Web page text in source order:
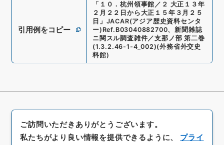
引用例をコピー
「 １０．杭州領事館／２ 大正１３年
２月２２日から大正１５年３月２５
日 」 JACAR(アジア歴史資料センタ
ー) Ref. B03040882700、新聞雑誌
ニ関スル調査雑件／支那ノ部 第二巻
(1.3.2.46-1-4_002)(外務省外交史
料館)
ご訪問いただきありがとうございます。
私たちがより良い情報を提供できるように、 プライ